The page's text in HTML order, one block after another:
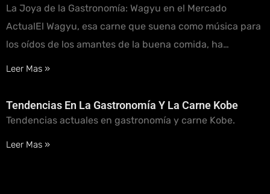
La Joya de la Gastronomía: Wagyu en el Mercado
ActualEl Wagyu, esa carne que suena como música para
los oídos de los amantes de la buena comida, ha…
Leer Mas »
Tendencias En La Gastronomía Y La Carne Kobe
Tendencias actuales en gastronomía y carne Kobe.
Leer Mas »